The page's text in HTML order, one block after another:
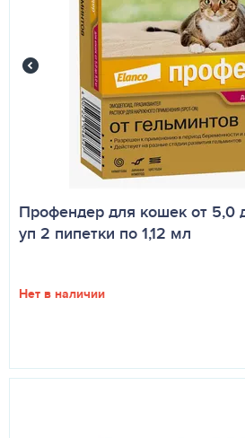
Профендер для кошек от 5,0
уп 2 пипетки по 1,12 мл
Нет в наличии